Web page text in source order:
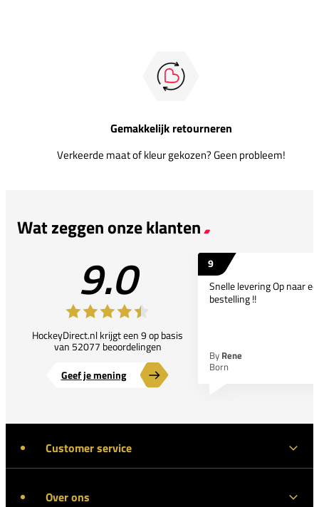
Gemakkelijk retourneren
Verkeerde maat of kleur gekozen? Geen probleem!
Wat zeggen onze klanten
9.0
HockeyDirect.nl krijgt een 9 op basis
van 52077 beoordelingen
Geef je mening
9
Snelle levering Op naar
bestelling !!
By Rene
Born
Customer service
Over ons